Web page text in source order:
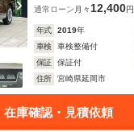
通常ローン 月々 12,400円
年式 2019年
車検
車検整備付
保証
保証付
住所
宮崎県延岡市
在庫確認・見積依頼